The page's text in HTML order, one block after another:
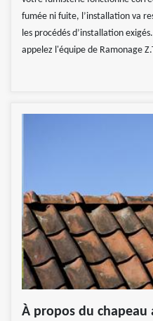
fumée ni fuite, l’installation va
les procédés d’installation
appelez l'équipe de Ramonage
À propos du